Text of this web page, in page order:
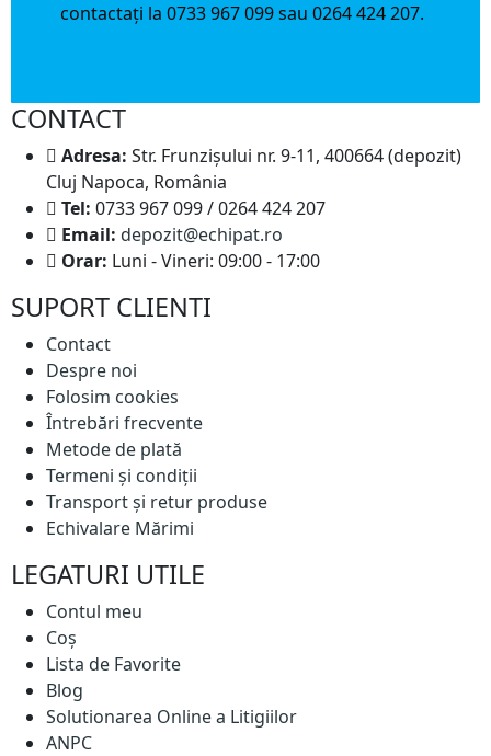
contactați la 0733 967 099 sau 0264 424 207.
CONTACT
Adresa: Str. Frunzișului nr. 9-11, 400664 (depozit)
Cluj Napoca, România
Tel: 0733 967 099 / 0264 424 207
Email: depozit@echipat.ro
Orar: Luni - Vineri: 09:00 - 17:00
SUPORT CLIENTI
Contact
Despre noi
Folosim cookies
Întrebări frecvente
Metode de plată
Termeni și condiții
Transport și retur produse
Echivalare Mărimi
LEGATURI UTILE
Contul meu
Coș
Lista de Favorite
Blog
Solutionarea Online a Litigiilor
ANPC